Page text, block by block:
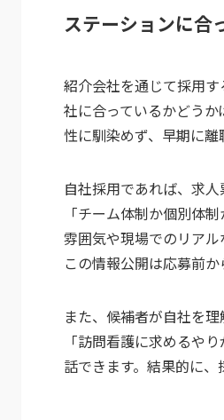
ステーションに合
紹介会社を通じて採用
社に合っているかどう
性に馴染めず、早期に離
自社採用であれば、求
「チーム体制か個別体
雰囲気や現場でのリア
この情報公開は応募前か
また、候補者が自社を
「訪問看護に求めるや
話できます。結果的に